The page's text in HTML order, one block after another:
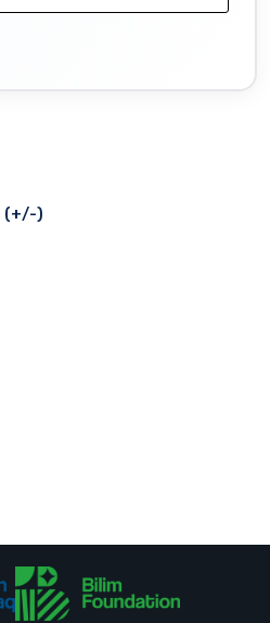
(+/-)